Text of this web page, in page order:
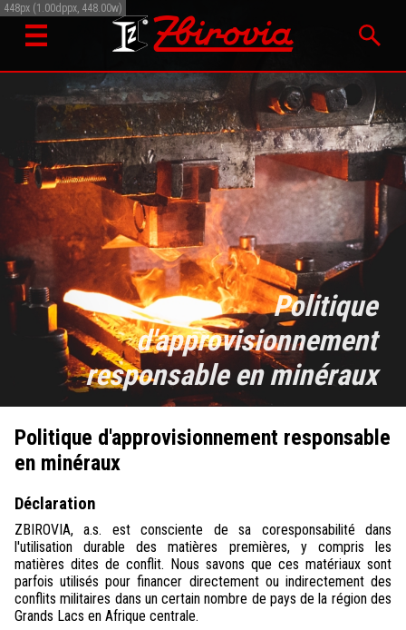
Politique
d'approvisionnement
responsable en minéraux
Politique d'approvisionnement responsable
en minéraux
Déclaration
ZBIROVIA, a.s. est consciente de sa coresponsabilité dans
l'utilisation durable des matières premières, y compris les
matières dites de conflit. Nous savons que ces matériaux sont
parfois utilisés pour financer directement ou indirectement des
conflits militaires dans un certain nombre de pays de la région des
Grands Lacs en Afrique centrale.
448px (1.00dppx, 448.00w)